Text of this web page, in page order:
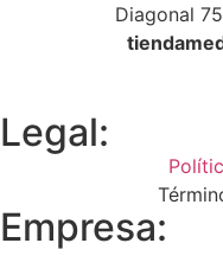
Diagonal
Legal:
Empresa: